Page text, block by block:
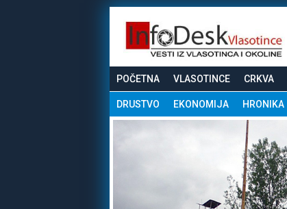
POČETNA VLASOTINCE CRKVA
DRUSTVO EKONOMIJA HRONIKA